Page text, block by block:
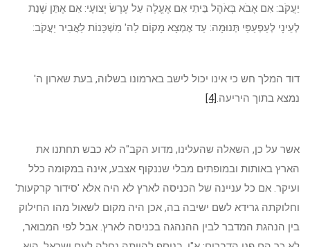
יַעֲקֹב: אִם אָבֹא בְּאֹהֶל בֵּיתִי אִם אֶעֱלֶה עַל עֶרֶשׂ יְצוּעָי: אִם אֶתֵּן שְׁנַת
לְעֵינָי לְעַפְעַפַּי תְּנוּמָה: עַד אֶמְצָא מָקוֹם לַה' מִשְׁכָּנוֹת לַאֲבִיר יַעֲקֹב:
דוד המלך חש כי אינו יכול לישב בארמונו בשלוה, בעת שארון ה'
נמצא בתוך היריעה.[4]
אשר על כן, השאלה שהעלינו, מדוע הקב"ה לא כבש תחתנו את
הארץ באותות ובמופתים מבלי שננקוף אצבע, אינה במקומה כלל
ועיקר. אם כל עניינה של הכניסה לארץ לא היה אלא 'סידור קרקעות'
וחלוקתה גרידא לשם ישיבה בה, אכן היה מקום לשאול מהו החילוק
בין הנהגת המדבר לבין ההנהגה בכניסה לארץ. אבל לפי המבואר,